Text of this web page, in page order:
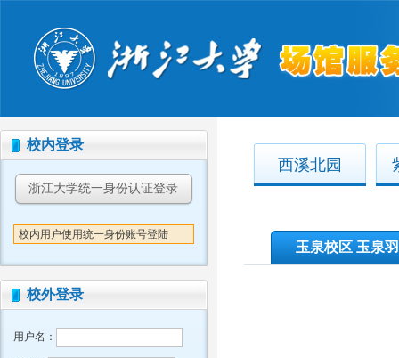
校内登录
浙江大学统一身份认证登录
校内用户使用统一身份账号登陆
校外登录
用户名：
西溪北园
玉泉校区 玉泉